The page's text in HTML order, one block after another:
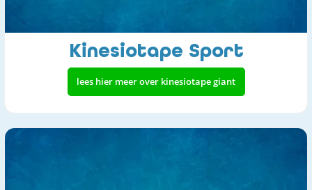
Kinesiotape Sport
lees hier meer over kinesiotape giant